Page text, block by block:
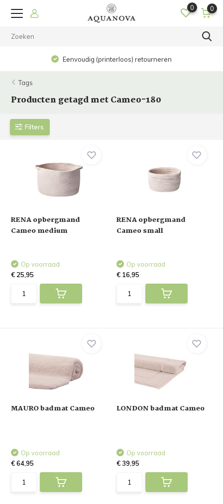
0 0
Eenvoudig (printerloos) retourneren
Tags
Producten getagd met Cameo-180
Filters
RENA opbergmand
Cameo medium
Op voorraad
€ 25,95
RENA opbergmand
Cameo small
Op voorraad
€ 16,95
MAURO badmat Cameo
Op voorraad
€ 64,95
LONDON badmat Cameo
Op voorraad
€ 39,95